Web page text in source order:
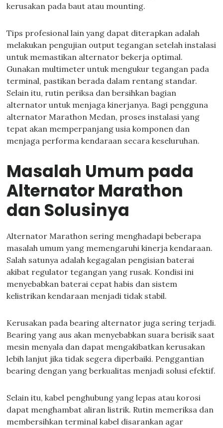
kerusakan pada baut atau mounting.
Tips profesional lain yang dapat diterapkan adalah
melakukan pengujian output tegangan setelah instalasi
untuk memastikan alternator bekerja optimal.
Gunakan multimeter untuk mengukur tegangan pada
terminal, pastikan berada dalam rentang standar.
Selain itu, rutin periksa dan bersihkan bagian
alternator untuk menjaga kinerjanya. Bagi pengguna
alternator Marathon Medan, proses instalasi yang
tepat akan memperpanjang usia komponen dan
menjaga performa kendaraan secara keseluruhan.
Masalah Umum pada
Alternator Marathon
dan Solusinya
Alternator Marathon sering menghadapi beberapa
masalah umum yang memengaruhi kinerja kendaraan.
Salah satunya adalah kegagalan pengisian baterai
akibat regulator tegangan yang rusak. Kondisi ini
menyebabkan baterai cepat habis dan sistem
kelistrikan kendaraan menjadi tidak stabil.
Kerusakan pada bearing alternator juga sering terjadi.
Bearing yang aus akan menyebabkan suara berisik saat
mesin menyala dan dapat mengakibatkan kerusakan
lebih lanjut jika tidak segera diperbaiki. Penggantian
bearing dengan yang berkualitas menjadi solusi efektif.
Selain itu, kabel penghubung yang lepas atau korosi
dapat menghambat aliran listrik. Rutin memeriksa dan
membersihkan terminal kabel disarankan agar